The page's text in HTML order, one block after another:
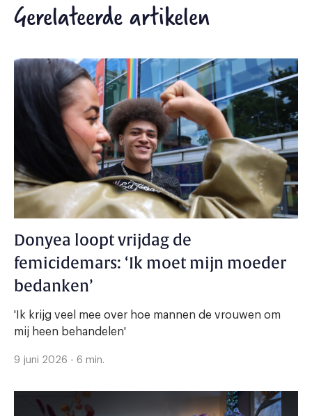
Gerelateerde artikelen
Donyea loopt vrijdag de
femicidemars: ‘Ik moet mijn moeder
bedanken’
'Ik krijg veel mee over hoe mannen de vrouwen om
mij heen behandelen'
9 juni 2026 - 6 min.